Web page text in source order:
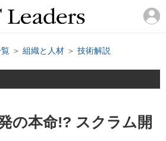
＞ 組織と人材 ＞ 技術解説
の本命!? スクラム開